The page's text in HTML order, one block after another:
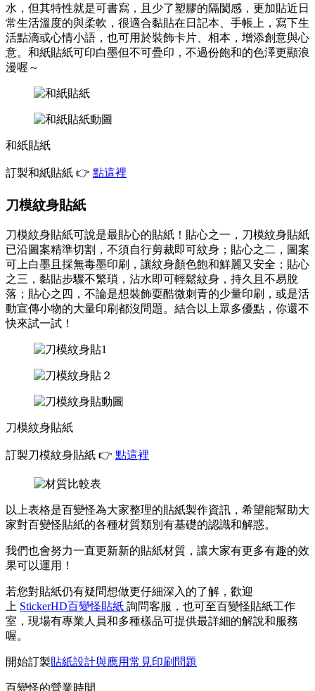
水，但其特性就是可書寫，且少了塑膠的隔閡感，更加貼近日
常生活溫度的與柔軟，很適合黏貼在日記本、手帳上，寫下生
活點滴或心情小語，也可用於裝飾卡片、相本，增添創意與心
意。和紙貼紙可印白墨但不可疊印，不過份飽和的色澤更顯浪
漫喔～
和紙貼紙
訂製和紙貼紙 👉 點這裡
刀模紋身貼紙
刀模紋身貼紙可說是最貼心的貼紙！貼心之一，刀模紋身貼紙
已沿圖案精準切割，不須自行剪裁即可紋身；貼心之二，圖案
可上白墨且採無毒墨印刷，讓紋身顏色飽和鮮麗又安全；貼心
之三，黏貼步驟不繁瑣，沾水即可輕鬆紋身，持久且不易脫
落；貼心之四，不論是想裝飾耍酷微刺青的少量印刷，或是活
動宣傳小物的大量印刷都沒問題。結合以上眾多優點，你還不
快來試一試！
刀模紋身貼紙
訂製刀模紋身貼紙 👉 點這裡
以上表格是百變怪為大家整理的貼紙製作資訊，希望能幫助大
家對百變怪貼紙的各種材質類別有基礎的認識和解惑。
我們也會努力一直更新新的貼紙材質，讓大家有更多有趣的效
果可以運用！
若您對貼紙仍有疑問想做更仔細深入的了解，歡迎
上 StickerHD百變怪貼紙 詢問客服，也可至百變怪貼紙工作
室，現場有專業人員和多種樣品可提供最詳細的解說和服務
喔。
開始訂製貼紙設計與應用常見印刷問題
百變怪的營業時間